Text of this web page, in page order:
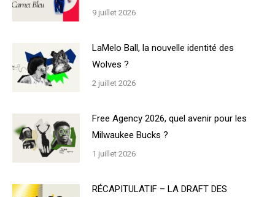
9 juillet 2026
LaMelo Ball, la nouvelle identité des
Wolves ?
2 juillet 2026
Free Agency 2026, quel avenir pour les
Milwaukee Bucks ?
1 juillet 2026
RÉCAPITULATIF – LA DRAFT DES